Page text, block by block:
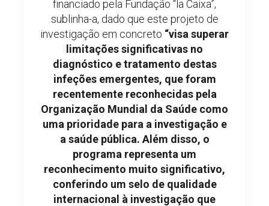
financiado pela Fundação “la Caixa”,
sublinha-a, dado que este projeto de
investigação em concreto “visa superar
limitações significativas no
diagnóstico e tratamento destas
infeções emergentes, que foram
recentemente reconhecidas pela
Organização Mundial da Saúde como
uma prioridade para a investigação e
a saúde pública. Além disso, o
programa representa um
reconhecimento muito significativo,
conferindo um selo de qualidade
internacional à investigação que